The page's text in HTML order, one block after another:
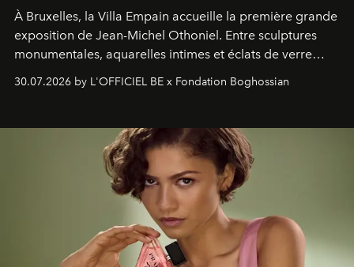
À Bruxelles, la Villa Empain accueille la première grande
exposition de Jean-Michel Othoniel. Entre sculptures
monumentales, aquarelles intimes et éclats de verre
soufflé, l’artiste français compose un itinéraire
émotionnel où chaque œuvre devient le souvenir
émerveillement.
30.07.2026 by L'OFFICIEL BE x Fondation Boghossian